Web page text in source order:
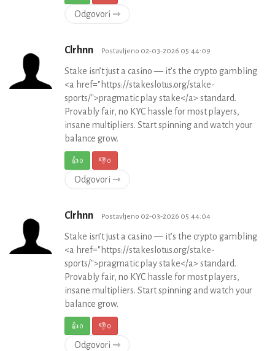
Odgovori ⇾
Clrhnn Postavljeno 02-03-2026 05:44:09
Stake isn’t just a casino — it’s the crypto gambling
<a href="https://stakeslotus.org/stake-
sports/">pragmatic play stake</a> standard.
Provably fair, no KYC hassle for most players,
insane multipliers. Start spinning and watch your
balance grow.
👍0 👎0
Odgovori ⇾
Clrhnn Postavljeno 02-03-2026 05:44:04
Stake isn’t just a casino — it’s the crypto gambling
<a href="https://stakeslotus.org/stake-
sports/">pragmatic play stake</a> standard.
Provably fair, no KYC hassle for most players,
insane multipliers. Start spinning and watch your
balance grow.
👍0 👎0
Odgovori ⇾